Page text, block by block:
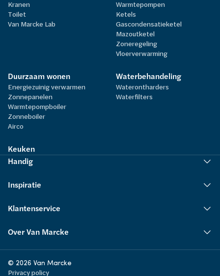
Kranen
Toilet
Van Marcke Lab
Warmtepompen
Ketels
Gascondensatieketel
Mazoutketel
Zoneregeling
Vloerverwarming
Duurzaam wonen
Energiezuinig verwarmen
Zonnepanelen
Warmtepompboiler
Zonneboiler
Airco
Waterbehandeling
Waterontharders
Waterfilters
Keuken
Handig
Inspiratie
Klantenservice
Over Van Marcke
© 2026 Van Marcke
Privacy policy